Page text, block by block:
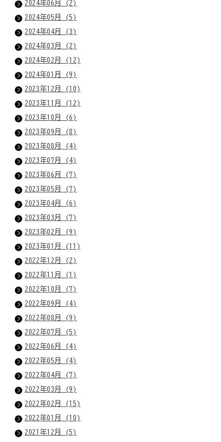
2024年06月 (2)
2024年05月 (5)
2024年04月 (3)
2024年03月 (2)
2024年02月 (12)
2024年01月 (9)
2023年12月 (10)
2023年11月 (12)
2023年10月 (6)
2023年09月 (8)
2023年08月 (4)
2023年07月 (4)
2023年06月 (7)
2023年05月 (7)
2023年04月 (6)
2023年03月 (7)
2023年02月 (9)
2023年01月 (11)
2022年12月 (2)
2022年11月 (1)
2022年10月 (7)
2022年09月 (4)
2022年08月 (9)
2022年07月 (5)
2022年06月 (4)
2022年05月 (4)
2022年04月 (7)
2022年03月 (9)
2022年02月 (15)
2022年01月 (10)
2021年12月 (5)